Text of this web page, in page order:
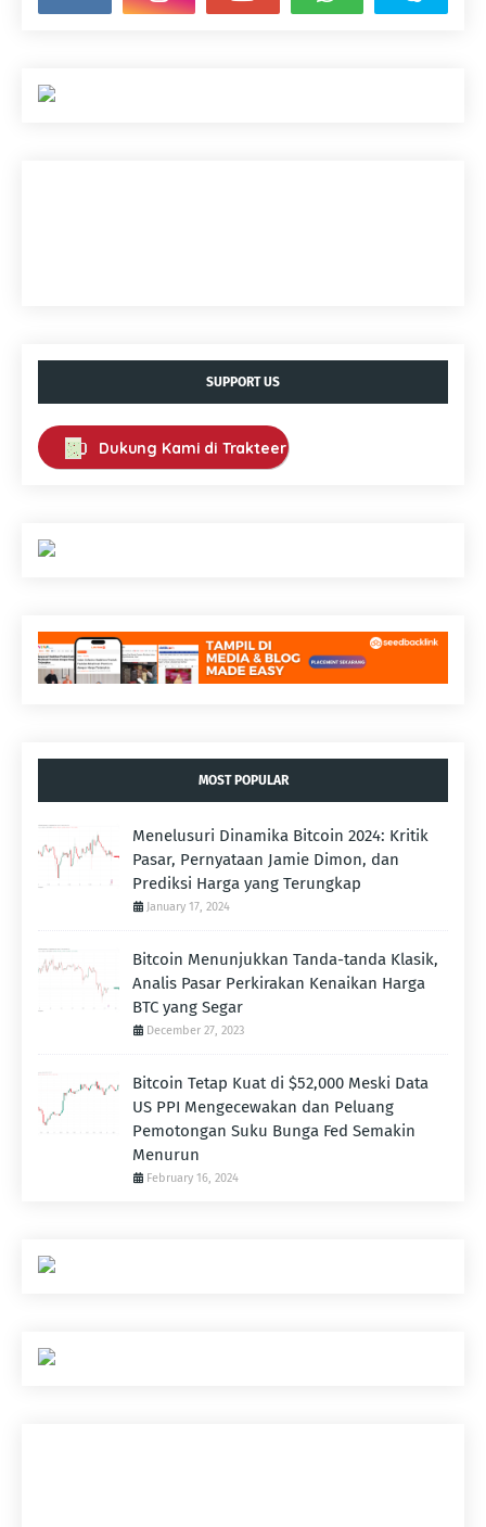
SUPPORT US
Dukung Kami di Trakteer
MOST POPULAR
Menelusuri Dinamika Bitcoin 2024: Kritik
Pasar, Pernyataan Jamie Dimon, dan
Prediksi Harga yang Terungkap
January 17, 2024
Bitcoin Menunjukkan Tanda-tanda Klasik,
Analis Pasar Perkirakan Kenaikan Harga
BTC yang Segar
December 27, 2023
Bitcoin Tetap Kuat di $52,000 Meski Data
US PPI Mengecewakan dan Peluang
Pemotongan Suku Bunga Fed Semakin
Menurun
February 16, 2024